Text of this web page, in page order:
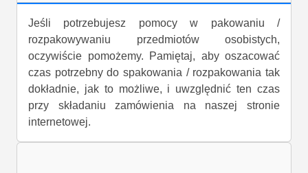
Jeśli potrzebujesz pomocy w pakowaniu /
rozpakowywaniu przedmiotów osobistych,
oczywiście pomożemy. Pamiętaj, aby oszacować
czas potrzebny do spakowania / rozpakowania tak
dokładnie, jak to możliwe, i uwzględnić ten czas
przy składaniu zamówienia na naszej stronie
internetowej.